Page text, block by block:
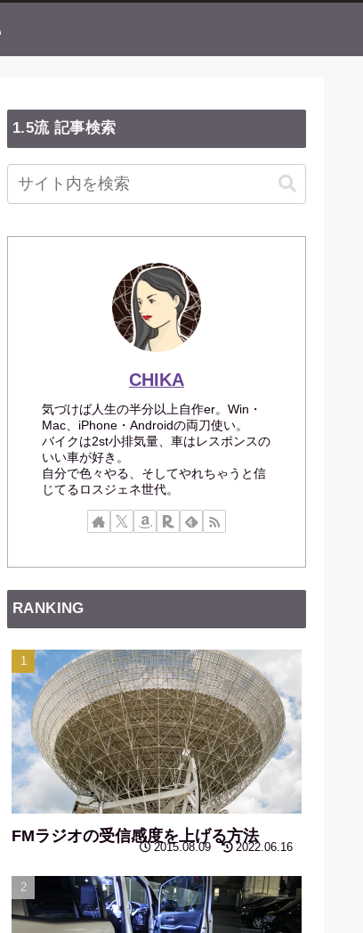
1.5流 記事検索
CHIKA
気づけば人生の半分以上自作er。Win・
Mac、iPhone・Androidの両刀使い。
バイクは2st小排気量、車はレスポンスの
いい車が好き。
自分で色々やる、そしてやれちゃうと信
じてるロスジェネ世代。
RANKING
FMラジオの受信感度を上げる方法
2015.08.09 2022.06.16